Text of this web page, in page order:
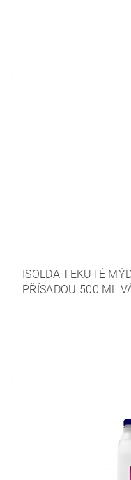
ISOLDA TEKUTÉ
PŘÍSADOU 500 ML